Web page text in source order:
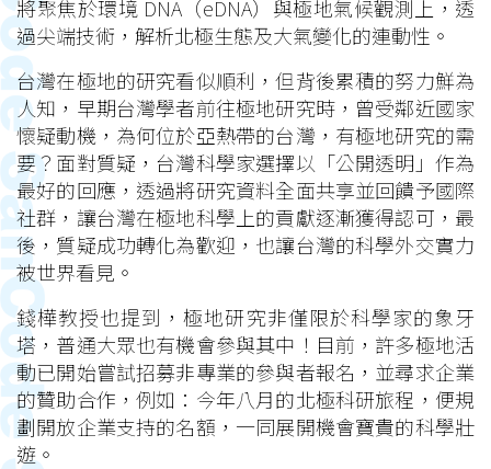
將聚焦於環境 DNA（eDNA）與極地氣候觀測上，透
過尖端技術，解析北極生態及大氣變化的連動性。
台灣在極地的研究看似順利，但背後累積的努力鮮為
人知，早期台灣學者前往極地研究時，曾受鄰近國家
懷疑動機，為何位於亞熱帶的台灣，有極地研究的需
要？面對質疑，台灣科學家選擇以「公開透明」作為
最好的回應，透過將研究資料全面共享並回饋予國際
社群，讓台灣在極地科學上的貢獻逐漸獲得認可，最
後，質疑成功轉化為歡迎，也讓台灣的科學外交實力
被世界看見。
錢樺教授也提到，極地研究非僅限於科學家的象牙
塔，普通大眾也有機會參與其中！目前，許多極地活
動已開始嘗試招募非專業的參與者報名，並尋求企業
的贊助合作，例如：今年八月的北極科研旅程，便規
劃開放企業支持的名額，一同展開機會寶貴的科學壯
遊。